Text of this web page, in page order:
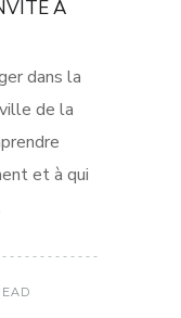
À
dans la
de la
et à qui